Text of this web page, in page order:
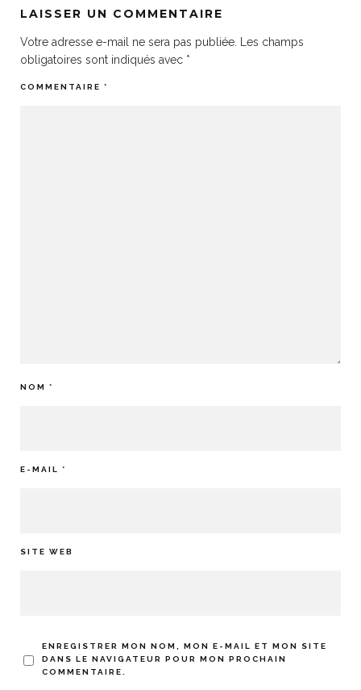
LAISSER UN COMMENTAIRE
Votre adresse e-mail ne sera pas publiée.
Les champs
obligatoires sont indiqués avec *
COMMENTAIRE *
NOM *
E-MAIL *
SITE WEB
ENREGISTRER MON NOM, MON E-MAIL ET MON SITE
DANS LE NAVIGATEUR POUR MON PROCHAIN
COMMENTAIRE.